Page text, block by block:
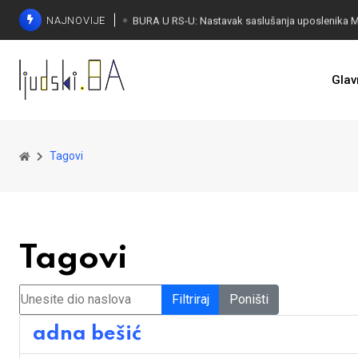
NAJNOVIJE
Tagovi
Tagovi
Unesite dio naslova Filtriraj Poništi
adna bešić